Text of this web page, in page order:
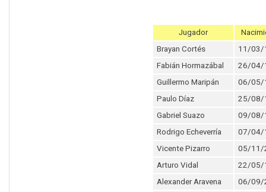
Jugador
Brayan Cortés
11/03/
Fabián Hormazábal
26/04/
Guillermo Maripán
06/05/
Paulo Díaz
25/08/
Gabriel Suazo
09/08/
Rodrigo Echeverría
07/04/
Vicente Pizarro
05/11/
Arturo Vidal
22/05/
Alexander Aravena
06/09/